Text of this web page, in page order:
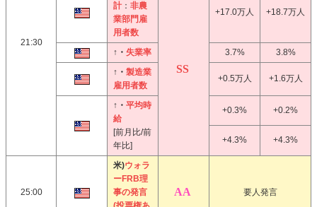
21:30
計 ： 非農
業部門雇
用者数
+17.0万人 +18.7万人
↑・ 失業率 3.7%
3.8%
↑・ 製造業
雇用者数
+0.5万人 +1.6万人
↑・ 平均時
給
[前月比/前
年比]
+0.3% +0.2%
+4.3% +4.3%
25:00
米)ウォラ
ーFRB理
事の発言
要人発言